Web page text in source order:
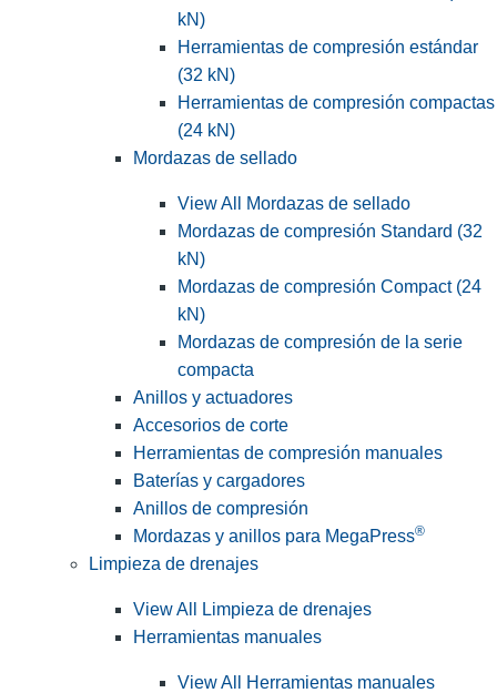
kN)
Herramientas de compresión estándar
(32 kN)
Herramientas de compresión compactas
(24 kN)
Mordazas de sellado
View All Mordazas de sellado
Mordazas de compresión Standard (32
kN)
Mordazas de compresión Compact (24
kN)
Mordazas de compresión de la serie
compacta
Anillos y actuadores
Accesorios de corte
Herramientas de compresión manuales
Baterías y cargadores
Anillos de compresión
Mordazas y anillos para MegaPress®
Limpieza de drenajes
View All Limpieza de drenajes
Herramientas manuales
View All Herramientas manuales